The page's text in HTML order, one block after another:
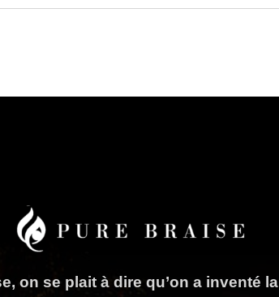
on se plait à dire qu’on a inventé la